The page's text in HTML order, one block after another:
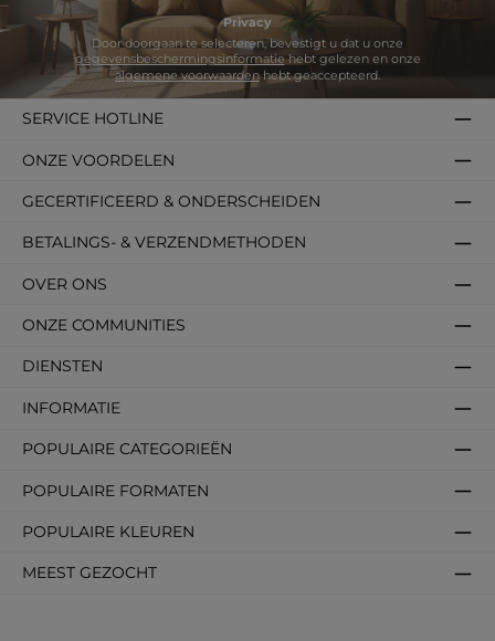
Privacy
gegevensbeschermingsinformatie
algemene voorwaardenhebt geaccepteerd.
SERVICE HOTLINE
DIENSTEN
INFORMATIE
POPULAIRE CATEGORIEËN
POPULAIRE FORMATEN
POPULAIRE KLEUREN
MEEST GEZOCHT
BETALINGS- & VERZENDMETHODEN
OVER ONS
GECERTIFICEERD & ONDERSCHEIDEN
ONZE VOORDELEN
ONZE COMMUNITIES